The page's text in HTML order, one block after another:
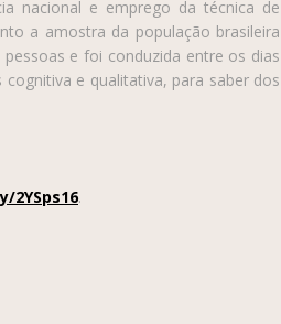
nacional e emprego da técnica de
a amostra da população brasileira
e foi conduzida entre os dias
e qualitativa, para saber dos
.